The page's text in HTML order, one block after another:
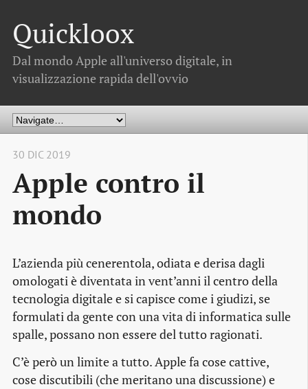
Quickloox
Dal mondo Apple all'universo digitale, in
visualizzazione rapida dell'ovvio
30 DIC 2019
Apple contro il
mondo
L’azienda più cenerentola, odiata e derisa dagli
omologati è diventata in vent’anni il centro della
tecnologia digitale e si capisce come i giudizi, se
formulati da gente con una vita di informatica sulle
spalle, possano non essere del tutto ragionati.
C’è però un limite a tutto. Apple fa cose cattive,
cose discutibili (che meritano una discussione) e